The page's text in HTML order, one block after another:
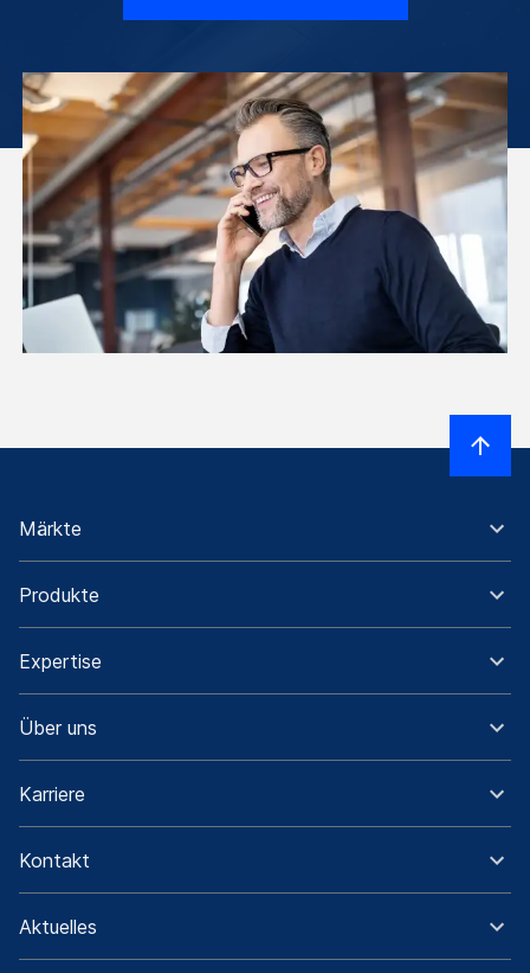
Märkte
Produkte
Expertise
Über uns
Karriere
Kontakt
Aktuelles